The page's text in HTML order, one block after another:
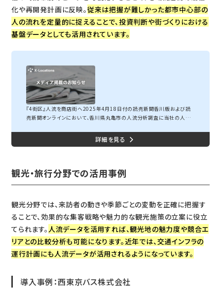
化や再開発計画に反映。従来は把握が難しかった都市中心部の
人の流れを定量的に捉えることで、投資判断や街づくりにおける
基盤データとしても活用されています。
丸亀市中心部人流分析結果を読売新聞に掲載
『4街区』人流を商店街へ2025年4月18日付の読売新聞香川版および読
売新聞オンラインにおいて、香川県丸亀市の人流分析調査に当社の人流
流の実態と、市が進める中心部活性化の取り組みについて取り上げられま
した。引用元：人通りの少ない中心部の商店街（いずれも丸亀市で）、読売
欠いている現状が報告されています。また、...
観光・旅行分野での活用事例
観光分野では、来訪者の動きや季節ごとの変動を正確に把握す
ることで、効果的な集客戦略や魅力的な観光施策の立案に役立
てられます。人流データを活用すれば、観光地の魅力度や競合エ
リアとの比較分析も可能になります。近年では、交通インフラの
運行計画にも人流データが活用されるようになっています。
導入事例：西東京バス株式会社